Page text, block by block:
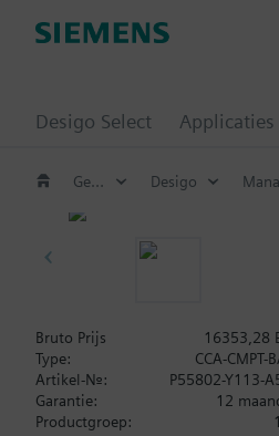
Desigo Select Applicaties
Gebouw automatiseringssystemen Desigo
Bruto Prijs
16353,28
Type:
CCA-CMPT-
Artikel-Nr.:
P55802-Y113-
Garantie:
12
Productgroep: